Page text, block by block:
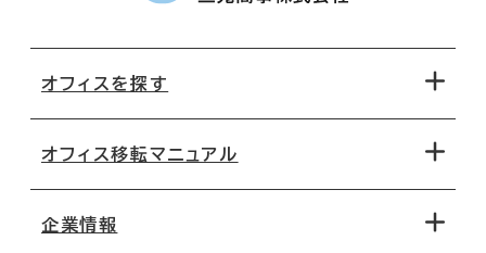
オフィスを探す
地図から探す
オフィス移転マニュアル
企業情報